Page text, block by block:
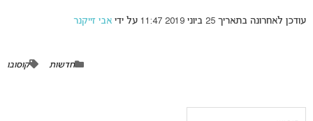
עודכן לאחרונה בתאריך 25 ביוני 2019 11:47 על ידי אבי זייקנר
חדשות קוסובו